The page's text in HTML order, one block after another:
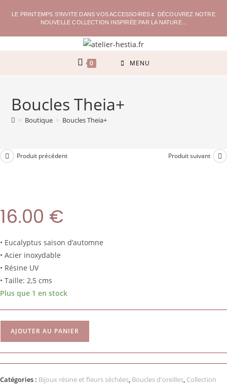
LE PRINTEMPS S'INVITE DANS VOS ACCESSOIRES🌷 DÉCOUVREZ NOTRE
NOUVELLE COLLECTION INSPIRÉE PAR LA NATURE...
0 MENU
Boucles Theia+
> Boutique > Boucles Theia+
Produit précédent Produit suivant
16.00 €
• Eucalyptus saison d’automne
• Acier inoxydable
• Résine UV
• Taille: 2,5 cms
Plus que 1 en stock
AJOUTER AU PANIER
Catégories : Bijoux résine et fleurs séchées, Boucles d'oreilles, Collection